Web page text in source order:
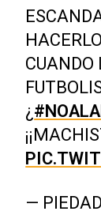
CUANDO
¿
—